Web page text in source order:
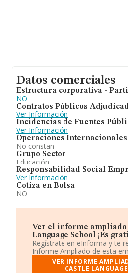
Datos comerciales
Estructura corporativa -
NO
Contratos Públicos
Ver Información
Incidencias de Fuentes
Ver Información
Operaciones Internacionales
No constan
Grupo Sector
Educación
Responsabilidad Social
Ver Información
Cotiza en Bolsa
NO
Ver el informe ampliado
Language School ¡Es
Regístrate en eInforma y te
Informe Ampliado de esta
VER INFORME
CASTLE